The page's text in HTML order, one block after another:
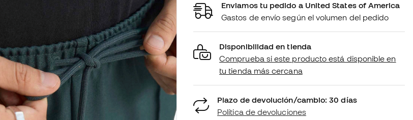
Enviamos tu pedido a United States of America
Gastos de envío según el volumen del pedido
Disponibilidad en tienda
Comprueba si este producto está disponible en
tu tienda más cercana
Plazo de devolución/cambio: 30 días
Política de devoluciones